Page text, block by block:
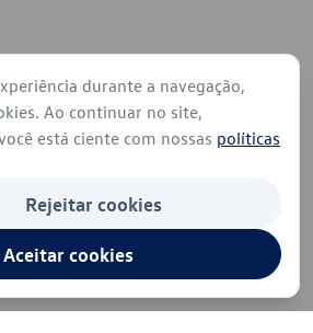
durante a navegação,
Ao continuar no site,
está ciente com nossas políticas
Rejeitar cookies
Aceitar cookies